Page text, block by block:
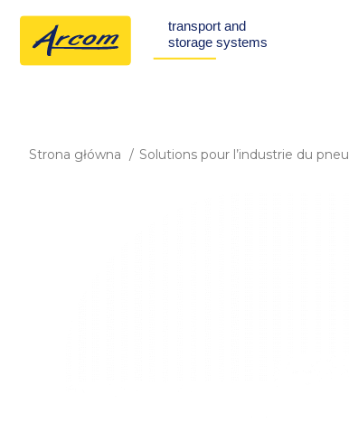
Strona główna Solutions pour l’industrie du pneu